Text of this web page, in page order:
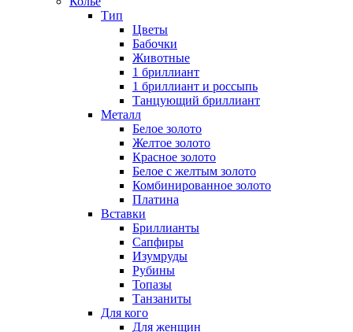
Тип
Цветы
Бабочки
Животные
1 бриллиант
1 бриллиант и россыпь
Танцующий бриллиант
Металл
Белое золото
Желтое золото
Красное золото
Белое с желтым золото
Комбинированное золото
Платина
Вставки
Бриллианты
Сапфиры
Изумруды
Рубины
Топазы
Танзаниты
Для кого
Для женщин